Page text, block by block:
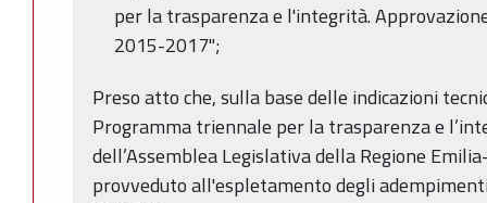
per la trasparenza e l'integrità.
2015-2017";
Preso atto che, sulla base delle indicazioni
Programma triennale per la trasparenza e
dell’Assemblea Legislativa della Regione
provveduto all'espletamento degli